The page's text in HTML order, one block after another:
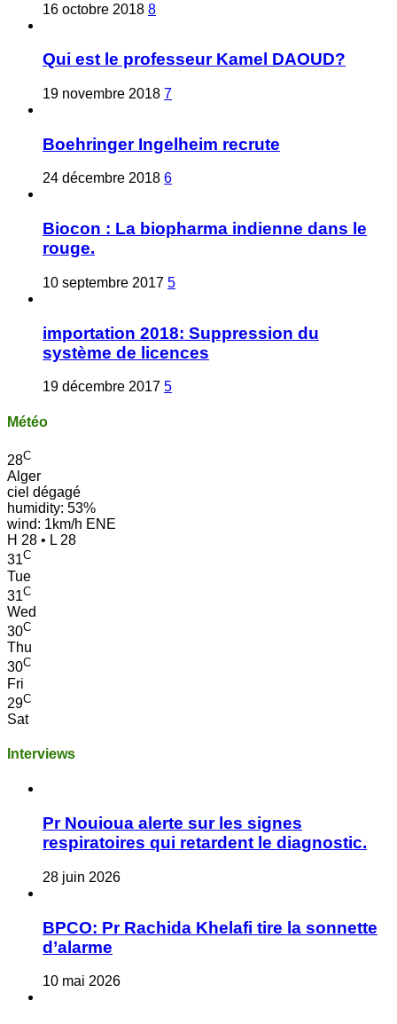
16 octobre 2018 8
Qui est le professeur Kamel DAOUD?
19 novembre 2018 7
Boehringer Ingelheim recrute
24 décembre 2018 6
Biocon : La biopharma indienne dans le
rouge.
10 septembre 2017 5
importation 2018: Suppression du
système de licences
19 décembre 2017 5
Météo
28C
Alger
ciel dégagé
humidity: 53%
wind: 1km/h ENE
H 28 • L 28
31C
Tue
31C
Wed
30C
Thu
30C
Fri
29C
Sat
Interviews
Pr Nouioua alerte sur les signes
respiratoires qui retardent le diagnostic.
28 juin 2026
BPCO: Pr Rachida Khelafi tire la sonnette
d’alarme
10 mai 2026